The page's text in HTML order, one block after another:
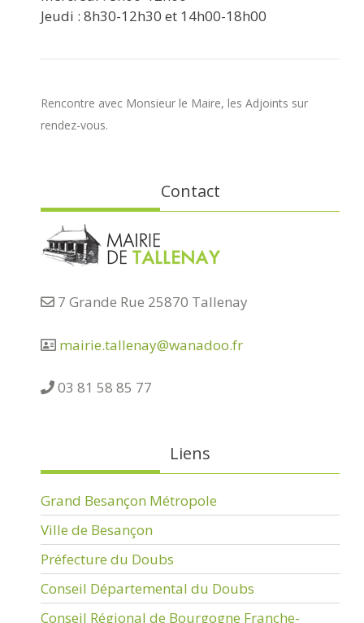
Jeudi : 8h30-12h30 et 14h00-18h00
Rencontre avec Monsieur le Maire, les Adjoints sur
rendez-vous.
Contact
7 Grande Rue 25870 Tallenay
mairie.tallenay@wanadoo.fr
03 81 58 85 77
Liens
Grand Besançon Métropole
Ville de Besançon
Préfecture du Doubs
Conseil Départemental du Doubs
Conseil Régional de Bourgogne Franche-